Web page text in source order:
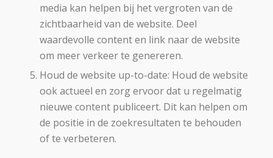
media kan helpen bij het vergroten van de
zichtbaarheid van de website. Deel
waardevolle content en link naar de website
om meer verkeer te genereren.
Houd de website up-to-date: Houd de website
ook actueel en zorg ervoor dat u regelmatig
nieuwe content publiceert. Dit kan helpen om
de positie in de zoekresultaten te behouden
of te verbeteren.